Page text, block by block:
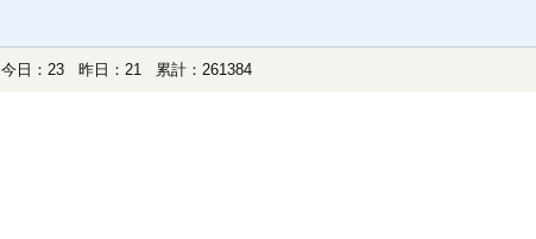
今日：23 昨日：21 累計：261384